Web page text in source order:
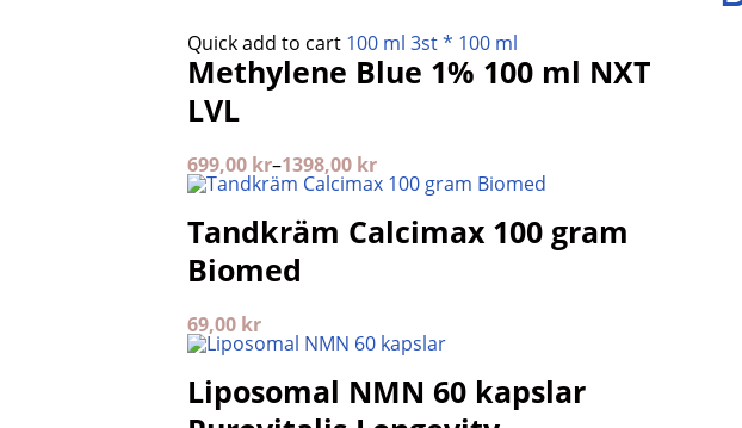
Quick add to cart 100 ml 3st * 100 ml
Methylene Blue 1% 100 ml NXT
LVL
699,00 kr–1398,00 kr
Tandkräm Calcimax 100 gram
Biomed
69,00 kr
Liposomal NMN 60 kapslar